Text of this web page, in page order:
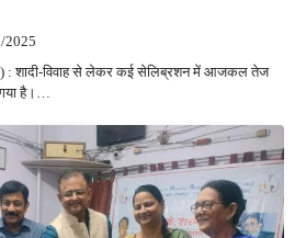
2025
: शादी-विवाह से लेकर कई सेलिब्रशन में आजकल तेज
है।…